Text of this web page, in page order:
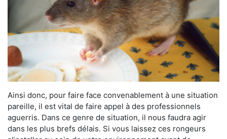
Ainsi donc, pour faire face convenablement à une situation
pareille, il est vital de faire appel à des professionnels
aguerris. Dans ce genre de situation, il nous faudra agir
dans les plus brefs délais. Si vous laissez ces rongeurs